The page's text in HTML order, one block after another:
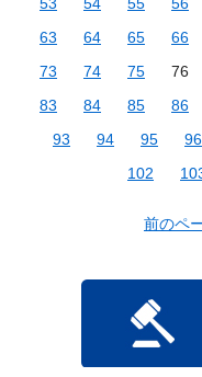
63
64 65 66
73
74 75 76
83
84 85 86
93
94 95 96
102
前のペ